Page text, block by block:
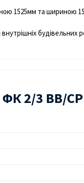
1525мм та шириною
будівельних
2/3 ВВ/СР